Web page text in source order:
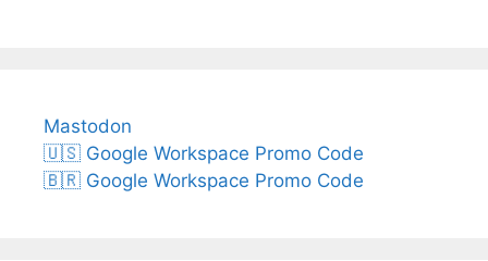
Mastodon
🇺🇸 Google Workspace Promo Code
🇧🇷 Google Workspace Promo Code